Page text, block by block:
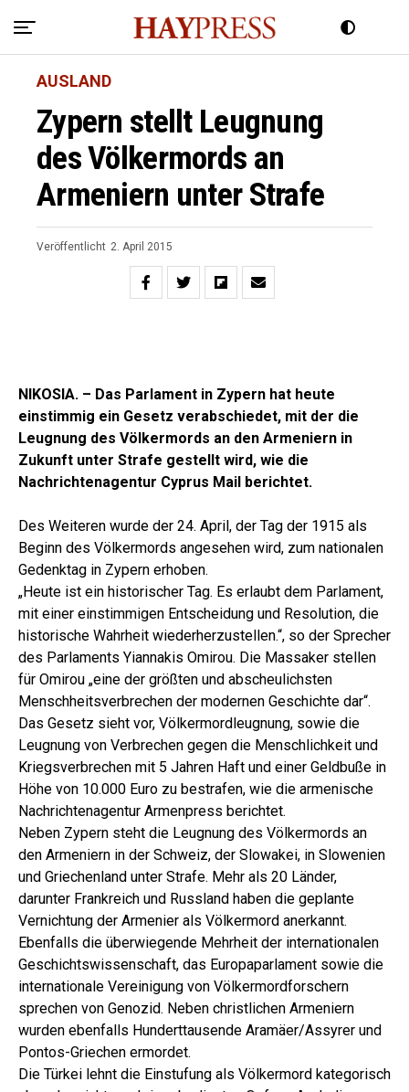
AUSLAND
Zypern stellt Leugnung
des Völkermords an
Armeniern unter Strafe
Veröffentlicht 2. April 2015
NIKOSIA. – Das Parlament in Zypern hat heute
einstimmig ein Gesetz verabschiedet, mit der die
Leugnung des Völkermords an den Armeniern in
Zukunft unter Strafe gestellt wird, wie die
Nachrichtenagentur Cyprus Mail berichtet.
Des Weiteren wurde der 24. April, der Tag der 1915 als
Beginn des Völkermords angesehen wird, zum nationalen
Gedenktag in Zypern erhoben.
„Heute ist ein historischer Tag. Es erlaubt dem Parlament,
mit einer einstimmigen Entscheidung und Resolution, die
historische Wahrheit wiederherzustellen.“, so der Sprecher
des Parlaments Yiannakis Omirou. Die Massaker stellen
für Omirou „eine der größten und abscheulichsten
Menschheitsverbrechen der modernen Geschichte dar“.
Das Gesetz sieht vor, Völkermordleugnung, sowie die
Leugnung von Verbrechen gegen die Menschlichkeit und
Kriegsverbrechen mit 5 Jahren Haft und einer Geldbuße in
Höhe von 10.000 Euro zu bestrafen, wie die armenische
Nachrichtenagentur Armenpress berichtet.
Neben Zypern steht die Leugnung des Völkermords an
den Armeniern in der Schweiz, der Slowakei, in Slowenien
und Griechenland unter Strafe. Mehr als 20 Länder,
darunter Frankreich und Russland haben die geplante
Vernichtung der Armenier als Völkermord anerkannt.
Ebenfalls die überwiegende Mehrheit der internationalen
Geschichtswissenschaft, das Europaparlament sowie die
internationale Vereinigung von Völkermordforschern
sprechen von Genozid. Neben christlichen Armeniern
wurden ebenfalls Hunderttausende Aramäer/Assyrer und
Pontos-Griechen ermordet.
Die Türkei lehnt die Einstufung als Völkermord kategorisch